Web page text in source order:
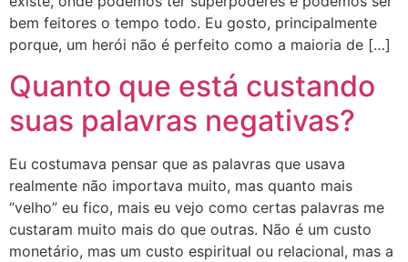
bem feitores o tempo todo. Eu gosto, principalmente
porque, um herói não é perfeito como a maioria de […]
Quanto que está custando
suas palavras negativas?
Eu costumava pensar que as palavras que usava
realmente não importava muito, mas quanto mais
“velho” eu fico, mais eu vejo como certas palavras me
custaram muito mais do que outras. Não é um custo
monetário, mas um custo espiritual ou relacional, mas a